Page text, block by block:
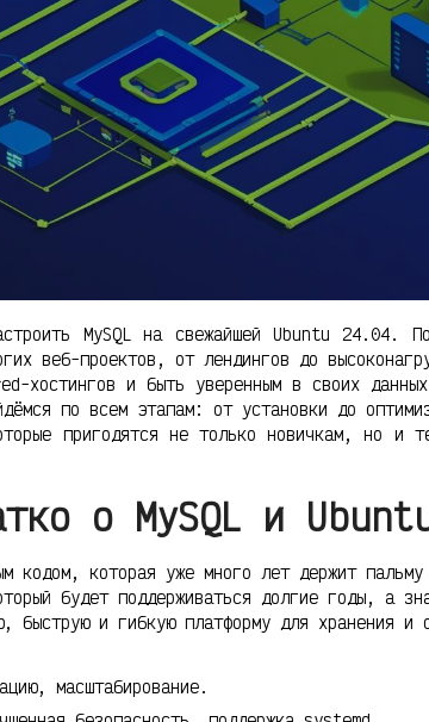
MySQL на свежайшей Ubuntu 24.04.
веб-проектов, от лендингов до
хостингов и быть уверенным в своих
по всем этапам: от установки до
пригодятся не только новичкам, но и
о MySQL и
кодом, которая уже много лет держит
будет поддерживаться долгие годы, а
быструю и гибкую платформу для хранения и
масштабирование.